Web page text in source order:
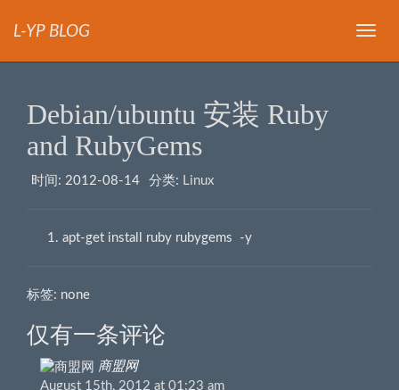
导
L-YP BLOG
Debian/ubuntu 安装 Ruby
and RubyGems
时间: 2012-08-14 分类: Linux
apt-get install ruby rubygems -y
标签: none
仅有一条评论
商盟网
August 15th, 2012 at 01:23 am